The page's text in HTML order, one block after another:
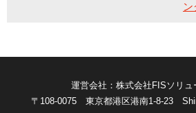
運営会社：株式会社FISソリュ
〒108-0075 東京都港区港南1-8-23